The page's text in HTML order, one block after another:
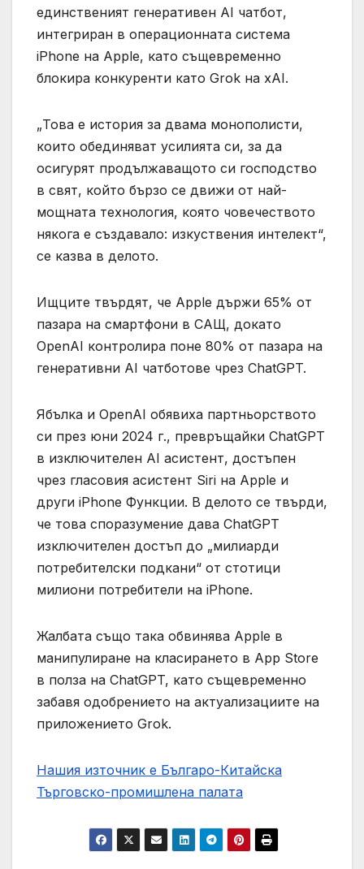
единственият генеративен AI чатбот,
интегриран в операционната система
iPhone на Apple, като същевременно
блокира конкуренти като Grok на xAI.
„Това е история за двама монополисти,
които обединяват усилията си, за да
осигурят продължаващото си господство
в свят, който бързо се движи от най-
мощната технология, която човечеството
някога е създавало: изкуствения интелект“,
се казва в делото.
Ищците твърдят, че Apple държи 65% от
пазара на смартфони в САЩ, докато
OpenAI контролира поне 80% от пазара на
генеративни AI чатботове чрез ChatGPT.
Ябълка и OpenAI обявиха партньорството
си през юни 2024 г., превръщайки ChatGPT
в изключителен AI асистент, достъпен
чрез гласовия асистент Siri на Apple и
други iPhone Функции. В делото се твърди,
че това споразумение дава ChatGPT
изключителен достъп до „милиарди
потребителски подкани“ от стотици
милиони потребители на iPhone.
Жалбата също така обвинява Apple в
манипулиране на класирането в App Store
в полза на ChatGPT, като същевременно
забавя одобрението на актуализациите на
приложението Grok.
Нашия източник е Българо-Китайска
Търговско-промишлена палaта